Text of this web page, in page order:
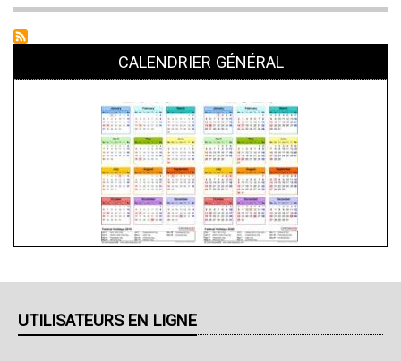
Challenge
Liffré
Échecs
Mixité
-
Participez
au
CLEM
CALENDRIER GÉNÉRAL
UTILISATEURS EN LIGNE